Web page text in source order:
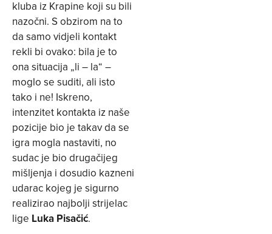
kluba iz Krapine koji su bili
nazočni. S obzirom na to
da samo vidjeli kontakt
rekli bi ovako: bila je to
ona situacija „li – la“ –
moglo se suditi, ali isto
tako i ne! Iskreno,
intenzitet kontakta iz naše
pozicije bio je takav da se
igra mogla nastaviti, no
sudac je bio drugačijeg
mišljenja i dosudio kazneni
udarac kojeg je sigurno
realizirao najbolji strijelac
lige Luka Pisačić.